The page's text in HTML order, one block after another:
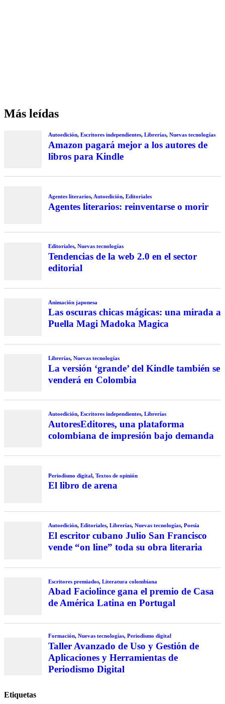
Más leídas
Autoedición, Escritores independientes, Librerías, Nuevas tecnologías
Amazon pagará mejor a los autores de
libros para Kindle
Agentes literarios, Autoedición, Editoriales
Agentes literarios: reinventarse o morir
Editoriales, Nuevas tecnologías
Tendencias de la web 2.0 en el sector
editorial
Animación japonesa
Las oscuras chicas mágicas: una mirada a
Puella Magi Madoka Magica
Librerías, Nuevas tecnologías
La versión ‘grande’ del Kindle también se
venderá en Colombia
Autoedición, Escritores independientes, Librerías
AutoresEditores, una plataforma
colombiana de impresión bajo demanda
Periodismo digital, Textos de opinión
El libro de arena
Autoedición, Editoriales, Librerías, Nuevas tecnologías, Poesía
El escritor cubano Julio San Francisco
vende “on line” toda su obra literaria
Escritores premiados, Literatura colombiana
Abad Faciolince gana el premio de Casa
de América Latina en Portugal
Formación, Nuevas tecnologías, Periodismo digital
Taller Avanzado de Uso y Gestión de
Aplicaciones y Herramientas de
Periodismo Digital
Etiquetas